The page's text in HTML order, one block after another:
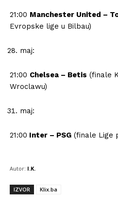
21:00 Manchester United –
Evropske lige u Bilbau)
maj:
21:00 Chelsea – Betis (finale
Wroclawu)
maj:
21:00 Inter – PSG (finale Lige
Autor: I.K.
IZVOR Klix.ba